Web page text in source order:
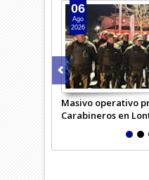
Masivo operativo
Carabineros en
06
Ago
2026